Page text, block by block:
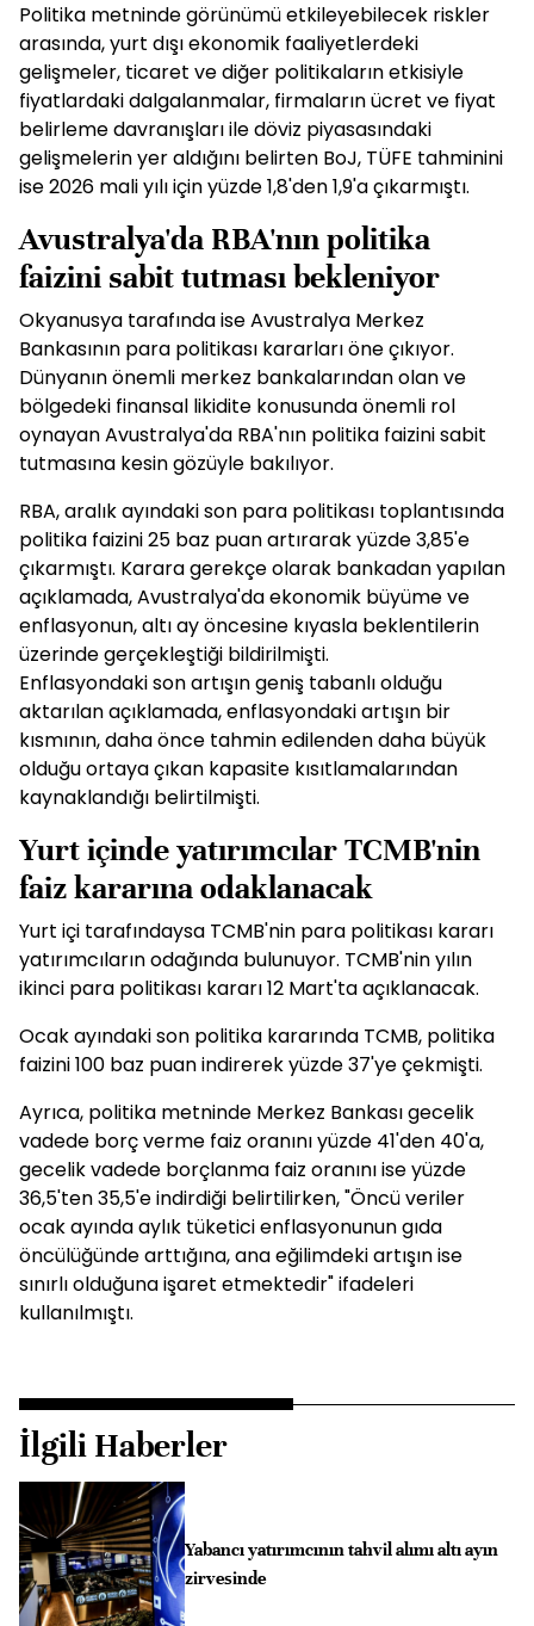
Politika metninde görünümü etkileyebilecek riskler
arasında, yurt dışı ekonomik faaliyetlerdeki
gelişmeler, ticaret ve diğer politikaların etkisiyle
fiyatlardaki dalgalanmalar, firmaların ücret ve fiyat
belirleme davranışları ile döviz piyasasındaki
gelişmelerin yer aldığını belirten BoJ, TÜFE tahminini
ise 2026 mali yılı için yüzde 1,8'den 1,9'a çıkarmıştı.
Avustralya'da RBA'nın politika
faizini sabit tutması bekleniyor
Okyanusya tarafında ise Avustralya Merkez
Bankasının para politikası kararları öne çıkıyor.
Dünyanın önemli merkez bankalarından olan ve
bölgedeki finansal likidite konusunda önemli rol
oynayan Avustralya'da RBA'nın politika faizini sabit
tutmasına kesin gözüyle bakılıyor.
RBA, aralık ayındaki son para politikası toplantısında
politika faizini 25 baz puan artırarak yüzde 3,85'e
çıkarmıştı. Karara gerekçe olarak bankadan yapılan
açıklamada, Avustralya'da ekonomik büyüme ve
enflasyonun, altı ay öncesine kıyasla beklentilerin
üzerinde gerçekleştiği bildirilmişti.
Enflasyondaki son artışın geniş tabanlı olduğu
aktarılan açıklamada, enflasyondaki artışın bir
kısmının, daha önce tahmin edilenden daha büyük
olduğu ortaya çıkan kapasite kısıtlamalarından
kaynaklandığı belirtilmişti.
Yurt içinde yatırımcılar TCMB'nin
faiz kararına odaklanacak
Yurt içi tarafındaysa TCMB'nin para politikası kararı
yatırımcıların odağında bulunuyor. TCMB'nin yılın
ikinci para politikası kararı 12 Mart'ta açıklanacak.
Ocak ayındaki son politika kararında TCMB, politika
faizini 100 baz puan indirerek yüzde 37'ye çekmişti.
Ayrıca, politika metninde Merkez Bankası gecelik
vadede borç verme faiz oranını yüzde 41'den 40'a,
gecelik vadede borçlanma faiz oranını ise yüzde
36,5'ten 35,5'e indirdiği belirtilirken, "Öncü veriler
ocak ayında aylık tüketici enflasyonunun gıda
öncülüğünde arttığına, ana eğilimdeki artışın ise
sınırlı olduğuna işaret etmektedir" ifadeleri
kullanılmıştı.
İlgili Haberler
Yabancı yatırımcının tahvil alımı altı ayın
zirvesinde